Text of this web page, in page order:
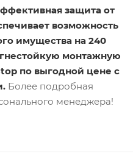
защита от
возможность
имущества на 240
монтажную
по выгодной цене с
Более подробная
менеджера!